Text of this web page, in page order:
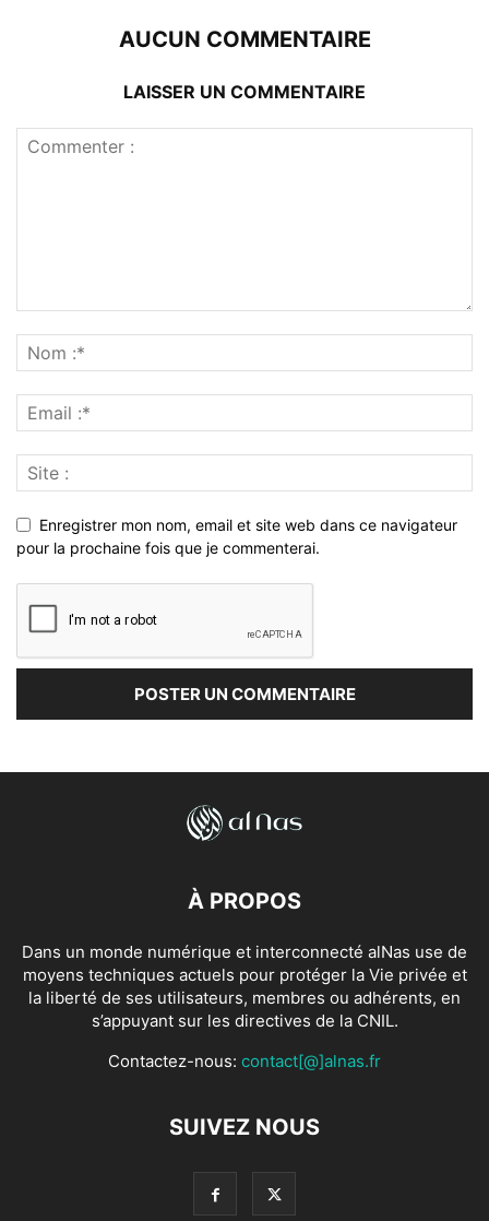
AUCUN COMMENTAIRE
LAISSER UN COMMENTAIRE
Enregistrer mon nom, email et site web dans ce navigateur
pour la prochaine fois que je commenterai.
À PROPOS
Dans un monde numérique et interconnecté alNas use de
moyens techniques actuels pour protéger la Vie privée et
la liberté de ses utilisateurs, membres ou adhérents, en
s’appuyant sur les directives de la CNIL.
Contactez-nous: contact[@]alnas.fr
SUIVEZ NOUS